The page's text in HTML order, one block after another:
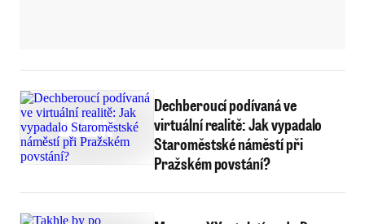
Dechberoucí podívaná ve
virtuální realitě: Jak vypadalo
Staroměstské náměstí při
Pražském povstání?